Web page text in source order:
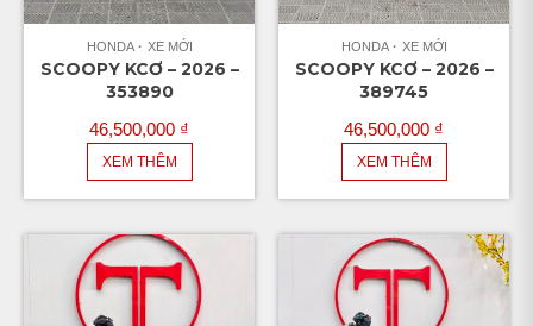
HONDA XE MỚI
SCOOPY KCƠ – 2026 –
353890
46,500,000 ₫
XEM THÊM
HONDA XE MỚI
SCOOPY KCƠ – 2026 –
389745
46,500,000 ₫
XEM THÊM